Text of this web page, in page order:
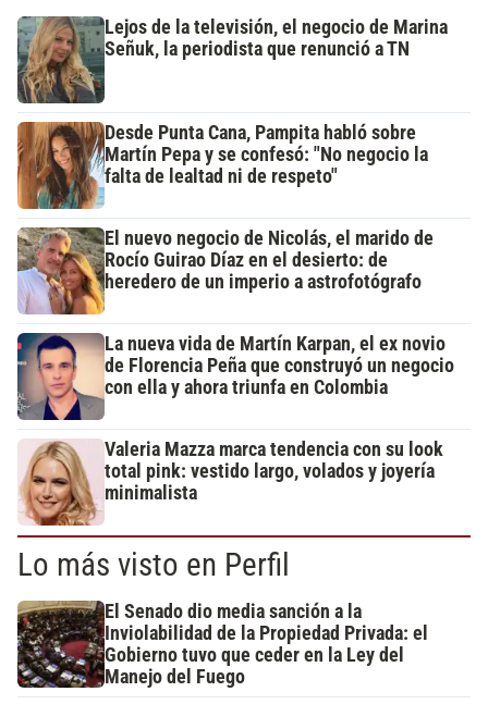
Lejos de la televisión, el negocio de Marina
Señuk, la periodista que renunció a TN
Desde Punta Cana, Pampita habló sobre
Martín Pepa y se confesó: "No negocio la
falta de lealtad ni de respeto"
El nuevo negocio de Nicolás, el marido de
Rocío Guirao Díaz en el desierto: de
heredero de un imperio a astrofotógrafo
La nueva vida de Martín Karpan, el ex novio
de Florencia Peña que construyó un negocio
con ella y ahora triunfa en Colombia
Valeria Mazza marca tendencia con su look
total pink: vestido largo, volados y joyería
minimalista
Lo más visto en Perfil
El Senado dio media sanción a la
Inviolabilidad de la Propiedad Privada: el
Gobierno tuvo que ceder en la Ley del
Manejo del Fuego